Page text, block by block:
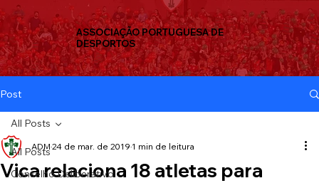
ASSOCIAÇÃO PORTUGUESA DE
DESPORTOS
Post
All Posts
Conselho Deliberativo
All Posts
Vica relaciona 18 atletas para
ADM 24 de mar. de 2019 1 min de leitura